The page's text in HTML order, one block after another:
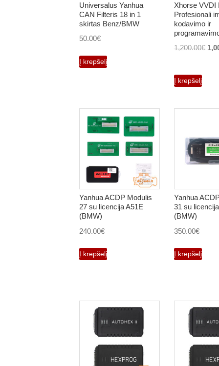
Universalus Yanhua
CAN Filteris 18 in 1
skirtas Benz/BMW
50.00€
Į krepšelį
Xhorse VVDI
Profesionali
kodavimo ir
1,200.00€
Į krepšelį
Yanhua ACDP Modulis
27 su licencija A51E
(BMW)
240.00€
Į krepšelį
Yanhua
31 su
(BMW)
350.00€
Į krepšelį